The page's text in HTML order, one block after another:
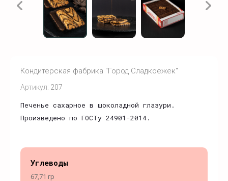
Артикул: 207
Кондитерская фабрика "Город Сладкоежек"
Печенье сахарное в шоколадной глазури.
Произведено по ГОСТу 24901-2014.
Углеводы
67,71 гр